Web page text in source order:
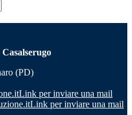
(PD)
Link per inviare una mail
Link per inviare una mail